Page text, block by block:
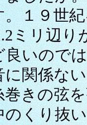
。１９世
ミリ辺り
良いので
に関係な
巻きの弦
のくり抜